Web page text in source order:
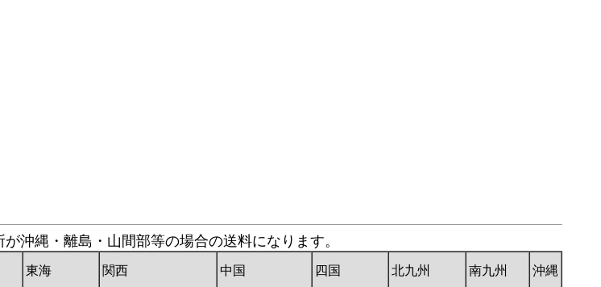
沖縄・離島・山間部等の場合の送料になります。
東海 関西 中国 四国 北九州 南九州 沖縄